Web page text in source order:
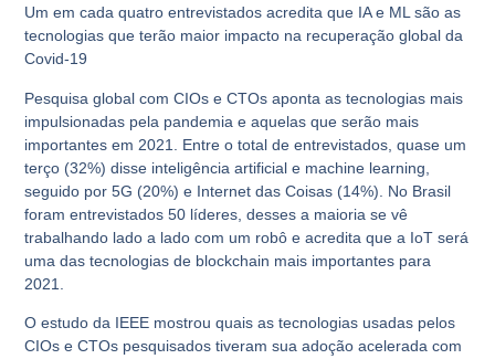
Um em cada quatro entrevistados acredita que IA e ML são as
tecnologias que terão maior impacto na recuperação global da
Covid-19
Pesquisa global comCIOs eCTOs aponta as tecnologias mais
impulsionadas pela pandemia e aquelas que serão mais
importantes em 2021. Entre o total de entrevistados, quase um
terço (32%) disse inteligência artificial e machine learning
seguido por5G (20%) e Internet das Coisas (14%). No Brasil
foram entrevistados 50 líderes, desses a maioria se vê
trabalhando lado a lado com um robô e acredita que a IoT será
uma das tecnologias de blockchain mais importantes para
2021.
O estudo da IEEE mostrou quais as tecnologias usadas pelos
CIOs e CTOs pesquisados ​​tiveram sua adoção acelerada com